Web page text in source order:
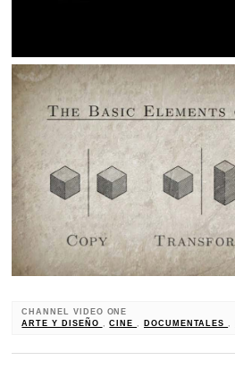
CHANNEL VIDEO ONE
ARTE Y DISEÑO ,CINE, DOCUMENTALES,